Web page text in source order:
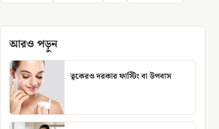
আরও পড়ুন
ত্বকেরও দরকার ফাস্টিং বা উপবাস